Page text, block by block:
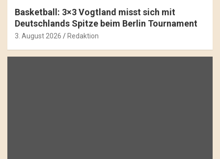
Basketball: 3×3 Vogtland misst sich mit
Deutschlands Spitze beim Berlin Tournament
3. August 2026 Redaktion